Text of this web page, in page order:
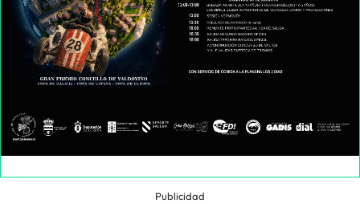
Publicidad